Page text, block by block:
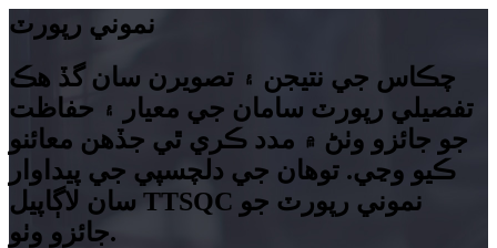
نموني رپورٽ
چڪاس جي نتيجن ۽ تصويرن سان گڏ هڪ
تفصيلي رپورٽ سامان جي معيار ۽ حفاظت
جو جائزو وٺڻ ۾ مدد ڪري ٿي جڏهن معائنو
ڪيو وڃي. توهان جي دلچسپي جي پيداوار
سان لاڳاپيل TTSQC نموني رپورٽ جو
جائزو وٺو.